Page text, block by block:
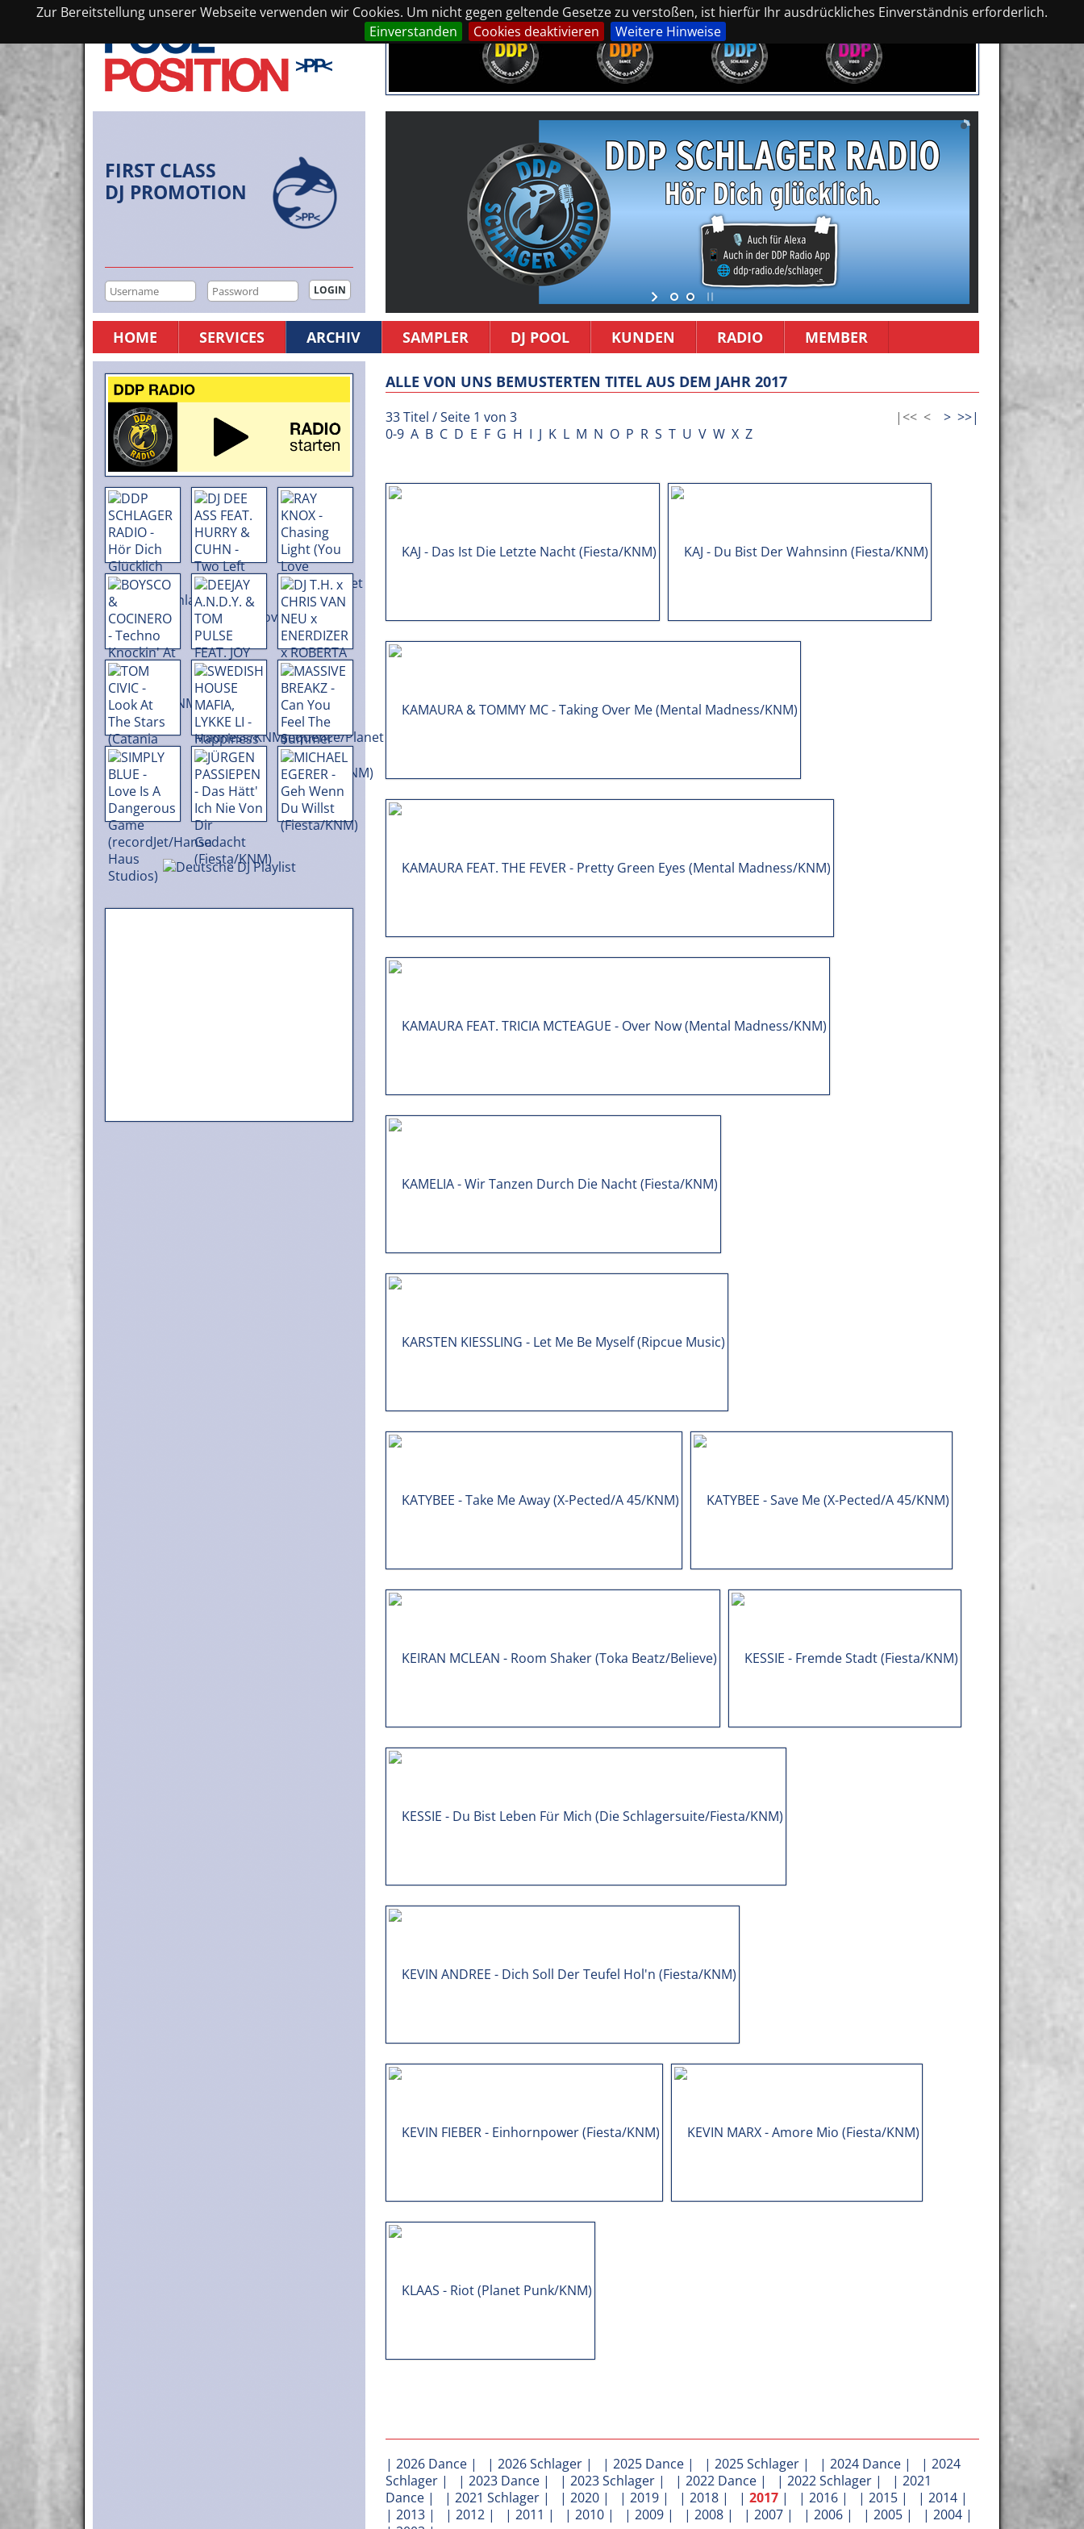
Zur Bereitstellung unserer Webseite verwenden wir Cookies. Um nicht gegen geltende Gesetze zu verstoßen, ist hierfür Ihr ausdrückliches Einverständnis erforderlich.
Einverstanden
Cookies deaktivieren Weitere Hinweise
FIRST CLASS
DJ PROMOTION
HOME SERVICES ARCHIV SAMPLER DJ POOL KUNDEN RADIO MEMBER
ALLE VON UNS BEMUSTERTEN TITEL AUS DEM JAHR 2017
33 Titel / Seite 1 von 3 |<< < > >>|
0-9 A B C D E F G H I J K L M N O P R S T U V W X Z
| 2026 Dance | | 2026 Schlager | | 2025 Dance | | 2025 Schlager | | 2024 Dance | | 2024
Schlager | | 2023 Dance | | 2023 Schlager | | 2022 Dance | | 2022 Schlager | | 2021
Dance | | 2021 Schlager | | 2020 | | 2019 | | 2018 | | 2017 | | 2016 | | 2015 | | 2014 |
| 2013 | | 2012 | | 2011 | | 2010 | | 2009 | | 2008 | | 2007 | | 2006 | | 2005 | | 2004 |